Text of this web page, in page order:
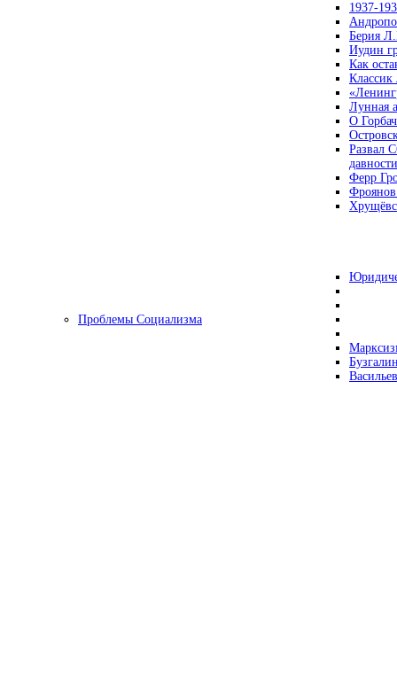
1937-
Берия
Иудин
Как
Лунная
О
Развал
давности
Ферр
Проблемы Социализма